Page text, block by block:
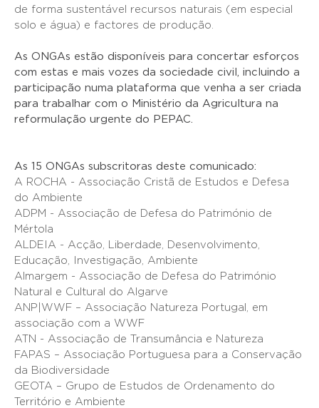
de forma sustentável recursos naturais (em especial
solo e água) e factores de produção.
As ONGAs estão disponíveis para concertar esforços
com estas e mais vozes da sociedade civil, incluindo a
participação numa plataforma que venha a ser criada
para trabalhar com o Ministério da Agricultura na
reformulação urgente do PEPAC.
As 15 ONGAs subscritoras deste comunicado:
A ROCHA - Associação Cristã de Estudos e Defesa
do Ambiente
ADPM - Associação de Defesa do Património de
Mértola
ALDEIA - Acção, Liberdade, Desenvolvimento,
Educação, Investigação, Ambiente
Almargem - Associação de Defesa do Património
Natural e Cultural do Algarve
ANP|WWF – Associação Natureza Portugal, em
associação com a WWF
ATN - Associação de Transumância e Natureza
FAPAS – Associação Portuguesa para a Conservação
da Biodiversidade
GEOTA – Grupo de Estudos de Ordenamento do
Território e Ambiente